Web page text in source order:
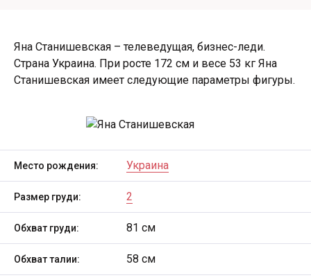
Яна Станишевская – телеведущая, бизнес-леди.
Страна Украина. При росте 172 см и весе 53 кг Яна
Станишевская имеет следующие параметры фигуры.
Место рождения: Украина
Размер груди: 2
Обхват груди: 81 см
Обхват талии: 58 см